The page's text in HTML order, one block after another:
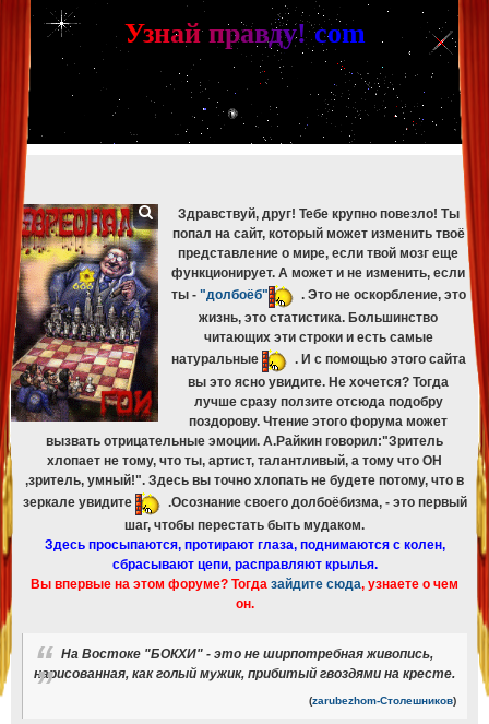
[phpBB Debug] PHP Warning : in file [ROOT]/phpbb/db/driver/mysqli.php
mysqli_fetch_assoc(): Couldn't fetch mysqli_result
[phpBB Debug] PHP Warning: in file[ROOT]/phpbb/db/driver/mysqli.php 329
mysqli_free_result(): Couldn't fetch mysqli_result
[phpBB Debug] PHP Warning
[ROOT]/phpbb/db/driver/mysqli.php on line 265
mysqli_fetch_assoc(): Couldn't fetch mysqli_result
[phpBB Debug] PHP Warning
: in file [ROOT]/phpbb/db/driver/mysqli.php on line329
mysqli_free_result(): Couldn't fetch mysqli_result
[phpBB Debug] PHP Warning: in file [ROOT]/phpbb/db/driver/mysqli.php on line 265
mysqli_fetch_assoc(): Couldn't fetch mysqli_result
[phpBB Debug] PHP Warning
[ROOT]/phpbb/db/driver/mysqli.php on line329:
mysqli_free_result(): Couldn't fetch mysqli_result
Узнай правду! com
Здравствуй, друг! Тебе крупно повезло! Ты
попал на сайт, который может изменить твоё
представление о мире, если твой мозг еще
функционирует. А может и не изменить, если
ты - "долбоёб"
. Это не оскорбление, это
жизнь, это статистика. Большинство
читающих эти строки и есть самые
натуральные
. И с помощью этого сайта
вы это ясно увидите. Не хочется? Тогда
лучше сразу ползите отсюда подобру
поздорову. Чтение этого форума может
вызвать отрицательные эмоции. А.Райкин говорил:"Зритель
хлопает не тому, что ты, артист, талантливый, а тому что ОН
,зритель, умный!". Здесь вы точно хлопать не будете потому, что в
зеркале увидите
.Осознание своего долбоёбизма, - это первый
шаг, чтобы перестать быть мудаком.
Здесь просыпаются, протирают глаза, поднимаются с колен,
сбрасывают цепи, расправляют крылья.
Вы впервые на этом форуме? Тогда зайдите сюда, узнаете о чем
он.
На Востоке "БОКХИ" - это не ширпотребная живопись,
нарисованная, как голый мужик, прибитый гвоздями на кресте.
(zarubezhom-Столешников)